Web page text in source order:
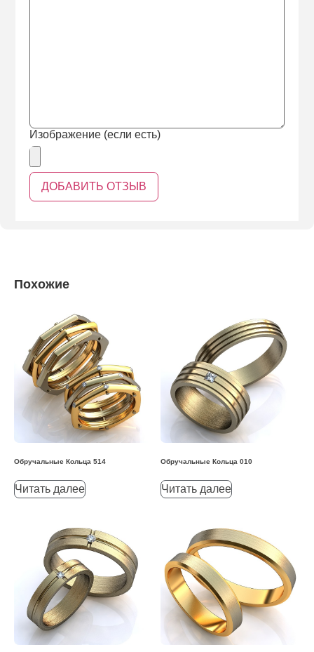
Изображение (если есть)
Похожие
Обручальные Кольца 514
Читать далее
Обручальные Кольца 010
Читать далее